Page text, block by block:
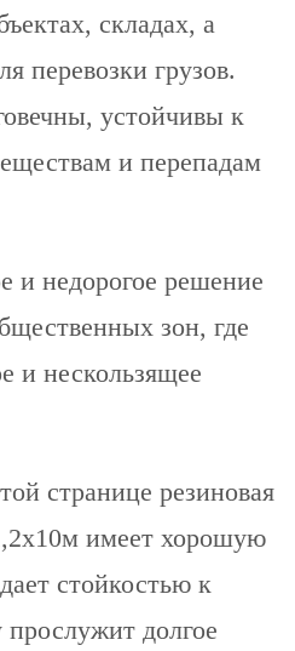
складах, а
перевозки грузов.
устойчивы к
и перепадам
и недорогое решение
зон, где
и нескользящее
странице резиновая
имеет хорошую
стойкостью к
долгое